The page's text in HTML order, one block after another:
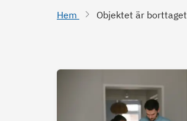
Hem Objektet är borttaget